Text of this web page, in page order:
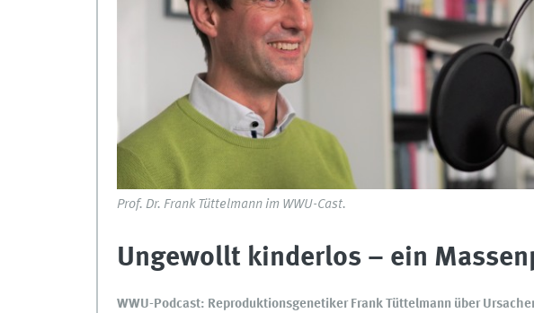
Prof. Dr. Frank Tüttelmann im WWU-Cast.
Ungewollt kinderlos – ein
WWU-Podcast: Reproduktionsgenetiker Frank Tüttelmann über